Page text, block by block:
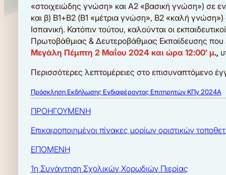
«στοιχειώδης γνώση» και Α2 «βασική γνώση») σε
και β) Β1+Β2 (Β1 «μέτρια γνώση», Β2 «καλή γνώση»)
Ισπανική. Κατόπιν τούτου, καλούνται οι
Πρωτοβάθμιας & Δευτεροβάθμιας Εκπαίδευσης που
Μεγάλη Πέμπτη 2 Μαΐου 2024 και ώρα 12:00’ μ.,
Περισσότερες λεπτομέρειες στο επισυναπτόμενο
Πρόσκληση Εκδήλωσης Ενδιαφέροντος Επιτηρητών ΚΠγ 2024Α
ΠΡΟΗΓΟΥΜΕΝΗ
Επικαιροποιημένοι πίνακες μορίων οριστικών
ΕΠΟΜΕΝΗ
1η Συνάντηση Σχολικών Χορωδιών Πιερίας